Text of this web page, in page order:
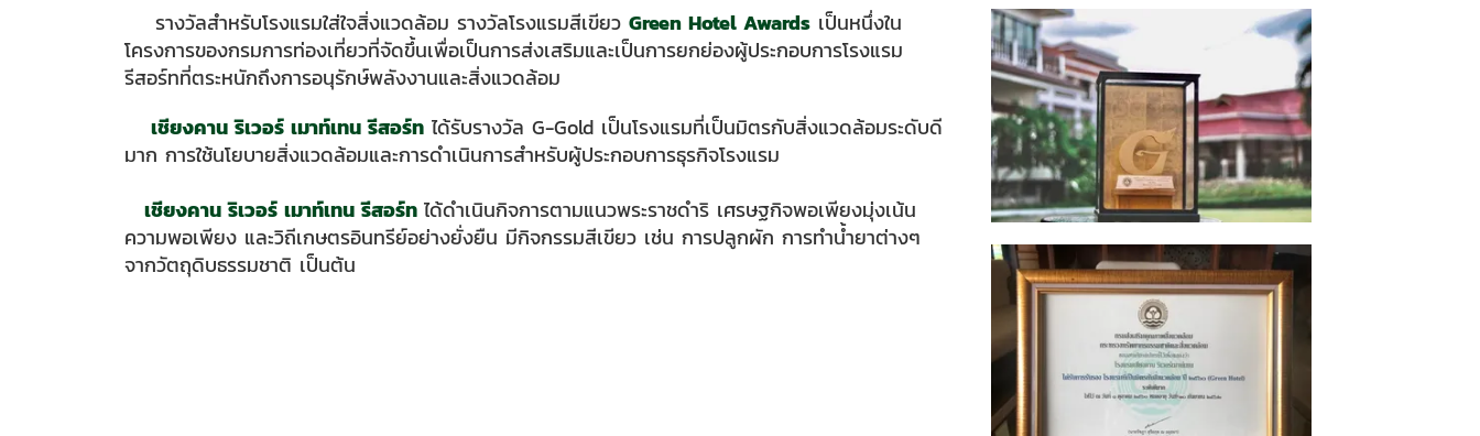
รางวัลสำหรับโรงแรมใส่ใจสิ่งแวดล้อม รางวัลโรงแรมสีเขียว Green Hotel Awards เป็นหนึ่งใน
โครงการของกรมการท่องเที่ยวที่จัดขึ้นเพื่อเป็นการส่งเสริมและเป็นการยกย่องผู้ประกอบการโรงแรม
รีสอร์ทที่ตระหนักถึงการอนุรักษ์พลังงานและสิ่งแวดล้อม
เชียงคาน ริเวอร์ เมาท์เทน รีสอร์ท ได้รับรางวัล G-Gold เป็นโรงแรมที่เป็นมิตรกับสิ่งแวดล้อมระดับดี
มาก การใช้นโยบายสิ่งแวดล้อมและการดำเนินการสำหรับผู้ประกอบการธุรกิจโรงแรม
เชียงคาน ริเวอร์ เมาท์เทน รีสอร์ท ได้ดำเนินกิจการตามแนวพระราชดำริ เศรษฐกิจพอเพียงมุ่งเน้น
ความพอเพียง และวิถีเกษตรอินทรีย์อย่างยั่งยืน มีกิจกรรมสีเขียว เช่น การปลูกผัก การทำน้ำยาต่างๆ
จากวัตถุดิบธรรมชาติ เป็นต้น